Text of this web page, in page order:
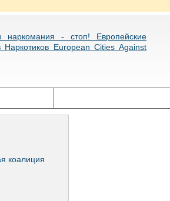
коалиция